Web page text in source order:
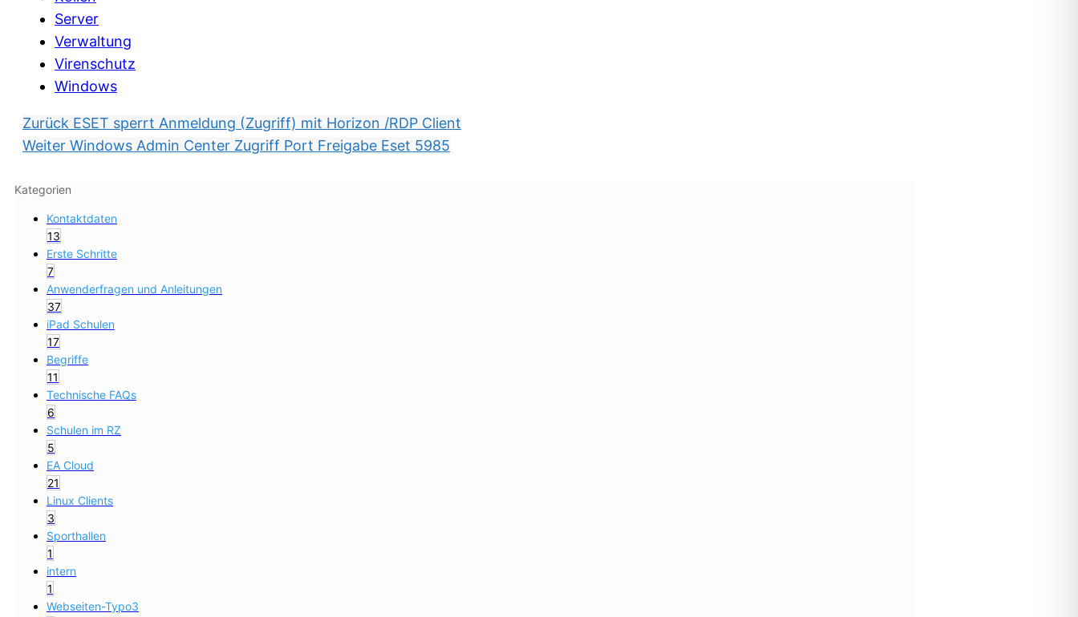
Server
Verwaltung
Virenschutz
Windows
Zurück ESET sperrt Anmeldung (Zugriff) mit Horizon /RDP Client
Weiter Windows Admin Center Zugriff Port Freigabe Eset 5985
Kategorien
Kontaktdaten
13
Erste Schritte
7
Anwenderfragen und Anleitungen
37
iPad Schulen
17
Begriffe
11
Technische FAQs
6
Schulen im RZ
5
EA Cloud
21
Linux Clients
3
Sporthallen
1
intern
1
Webseiten-Typo3